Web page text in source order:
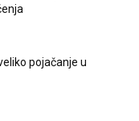
pojačanje u